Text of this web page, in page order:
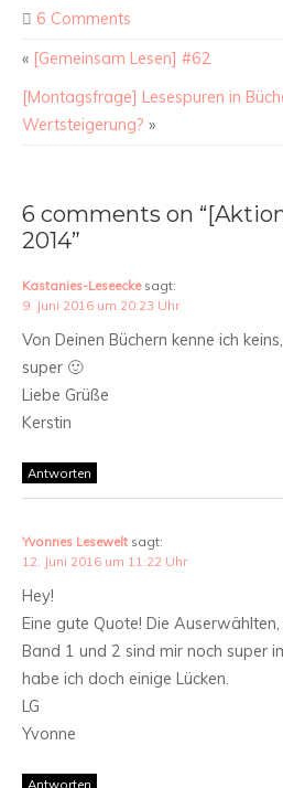
6 Comments
« [Gemeinsam Lesen] #62
[Montagsfrage] Lesespuren in
Wertsteigerung? »
6 comments on
2014”
Kastanies-Leseecke sagt:
9. Juni 2016 um 20:23 Uhr
Von Deinen Büchern kenne ich
super 🙂
Liebe Grüße
Kerstin
Antworten
Yvonnes Lesewelt sagt:
12. Juni 2016 um 11:22 Uhr
Hey!
Eine gute Quote! Die
Band 1 und 2 sind mir noch super
habe ich doch einige Lücken.
LG
Yvonne
Antworten